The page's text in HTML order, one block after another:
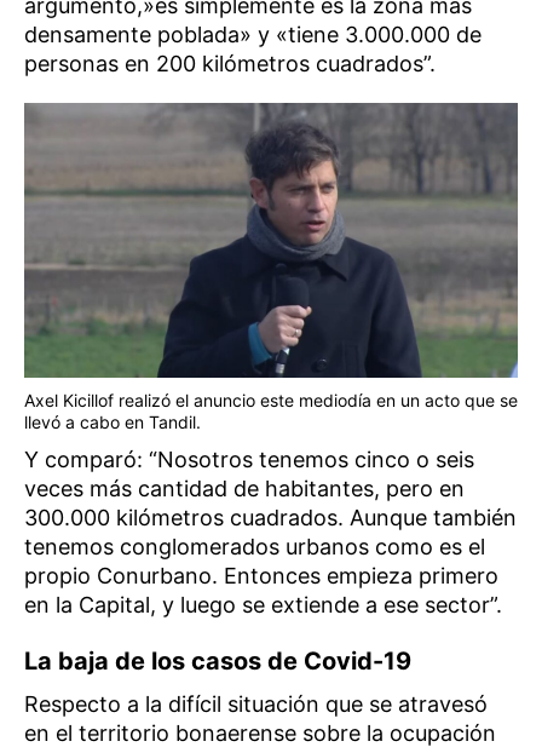
densamente poblada» y «tiene 3.000.000 de
personas en 200 kilómetros cuadrados”.
Axel Kicillof realizó el anuncio este mediodía en un acto que se
llevó a cabo en Tandil.
Y comparó: “Nosotros tenemos cinco o seis
veces más cantidad de habitantes, pero en
300.000 kilómetros cuadrados. Aunque también
tenemos conglomerados urbanos como es el
propio Conurbano. Entonces empieza primero
en la Capital, y luego se extiende a ese sector”.
La baja de los casos de Covid-19
Respecto a la difícil situación que se atravesó
en el territorio bonaerense sobre la ocupación